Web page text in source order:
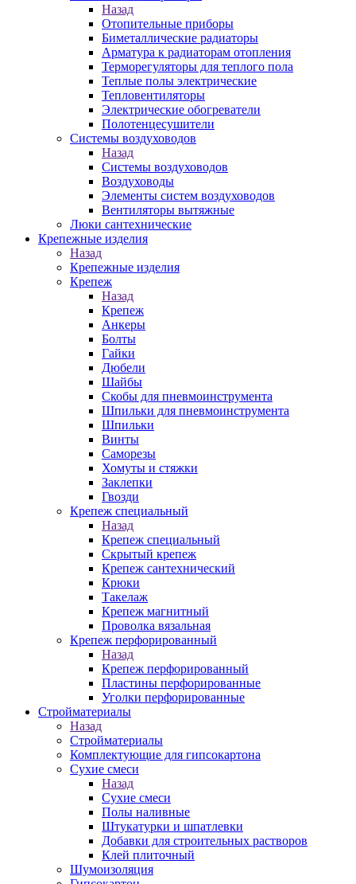
Назад
Отопительные приборы
Биметаллические радиаторы
Арматура к радиаторам отопления
Терморегуляторы для теплого пола
Теплые полы электрические
Тепловентиляторы
Электрические обогреватели
Полотенцесушители
Системы воздуховодов
Назад
Системы воздуховодов
Воздуховоды
Элементы систем воздуховодов
Вентиляторы вытяжные
Люки сантехнические
Крепежные изделия
Назад
Крепежные изделия
Крепеж
Назад
Крепеж
Анкеры
Болты
Гайки
Дюбели
Шайбы
Скобы для пневмоинструмента
Шпильки для пневмоинструмента
Шпильки
Винты
Саморезы
Хомуты и стяжки
Заклепки
Гвозди
Крепеж специальный
Назад
Крепеж специальный
Скрытый крепеж
Крепеж сантехнический
Крюки
Такелаж
Крепеж магнитный
Проволка вязальная
Крепеж перфорированный
Назад
Крепеж перфорированный
Пластины перфорированные
Уголки перфорированные
Стройматериалы
Назад
Стройматериалы
Комплектующие для гипсокартона
Сухие смеси
Назад
Сухие смеси
Полы наливные
Штукатурки и шпатлевки
Добавки для строительных растворов
Клей плиточный
Шумоизоляция